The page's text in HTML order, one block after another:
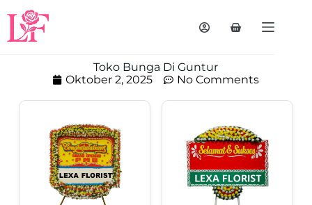
Toko Bunga Di Guntur
Oktober 2, 2025
No Comments